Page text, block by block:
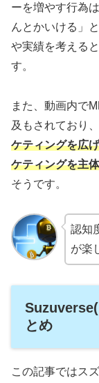
ーを増やす行為
んとかいける」
や実績を考える
す。
また、動画内で
及もされており、
ケティングを広
ケティングを主
そうです。
認知
が楽
とめ
この記事ではス